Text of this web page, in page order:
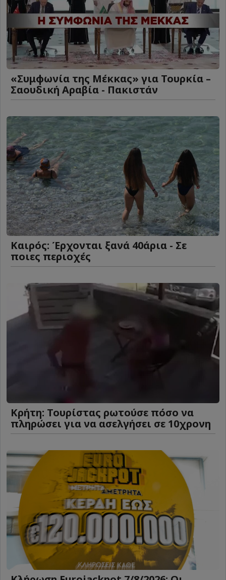
«Συμφωνία της Μέκκας» για Τουρκία –
Σαουδική Αραβία - Πακιστάν
Καιρός: Έρχονται ξανά 40άρια - Σε
ποιες περιοχές
Κρήτη: Τουρίστας ρωτούσε πόσο να
πληρώσει για να ασελγήσει σε 10χρονη